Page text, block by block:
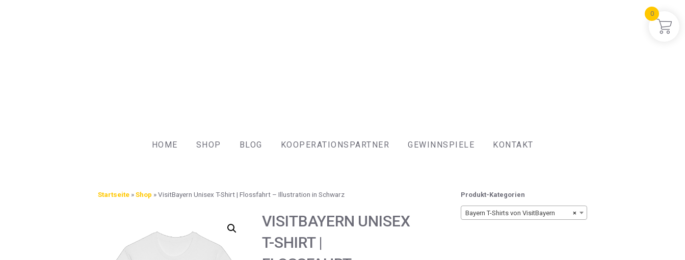
HOME SHOP BLOG KOOPERATIONSPARTNER GEWINNSPIELE KONTAKT
Startseite »Shop »VisitBayern Unisex T-Shirt | Flossfahrt – Illustration in Schwarz
VISITBAYERN UNISEX
T-SHIRT |
Produkt-Kategorien
×
Bayern T-Shirts von VisitBayern
0